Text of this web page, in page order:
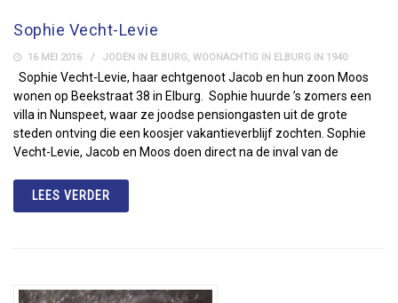
Sophie Vecht-Levie
16 MEI 2016 JODEN IN ELBURG, WOONACHTIG IN ELBURG IN 1940
Sophie Vecht-Levie, haar echtgenoot Jacob en hun zoon Moos
wonen op Beekstraat 38 in Elburg. Sophie huurde ’s zomers een
villa in Nunspeet, waar ze joodse pensiongasten uit de grote
steden ontving die een koosjer vakantieverblijf zochten. Sophie
Vecht-Levie, Jacob en Moos doen direct na de inval van de
LEES VERDER